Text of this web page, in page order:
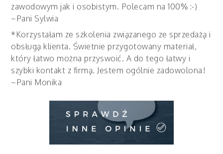
zawodowym jak i osobistym. Polecam na 100% :-)
~Pani Sylwia
*Korzystałam ze szkolenia związanego ze sprzedażą i
obsługą klienta. Świetnie przygotowany materiał,
który łatwo można przyswoić. A do tego łatwy i
szybki kontakt z firmą. Jestem ogólnie zadowolona!
~Pani Monika